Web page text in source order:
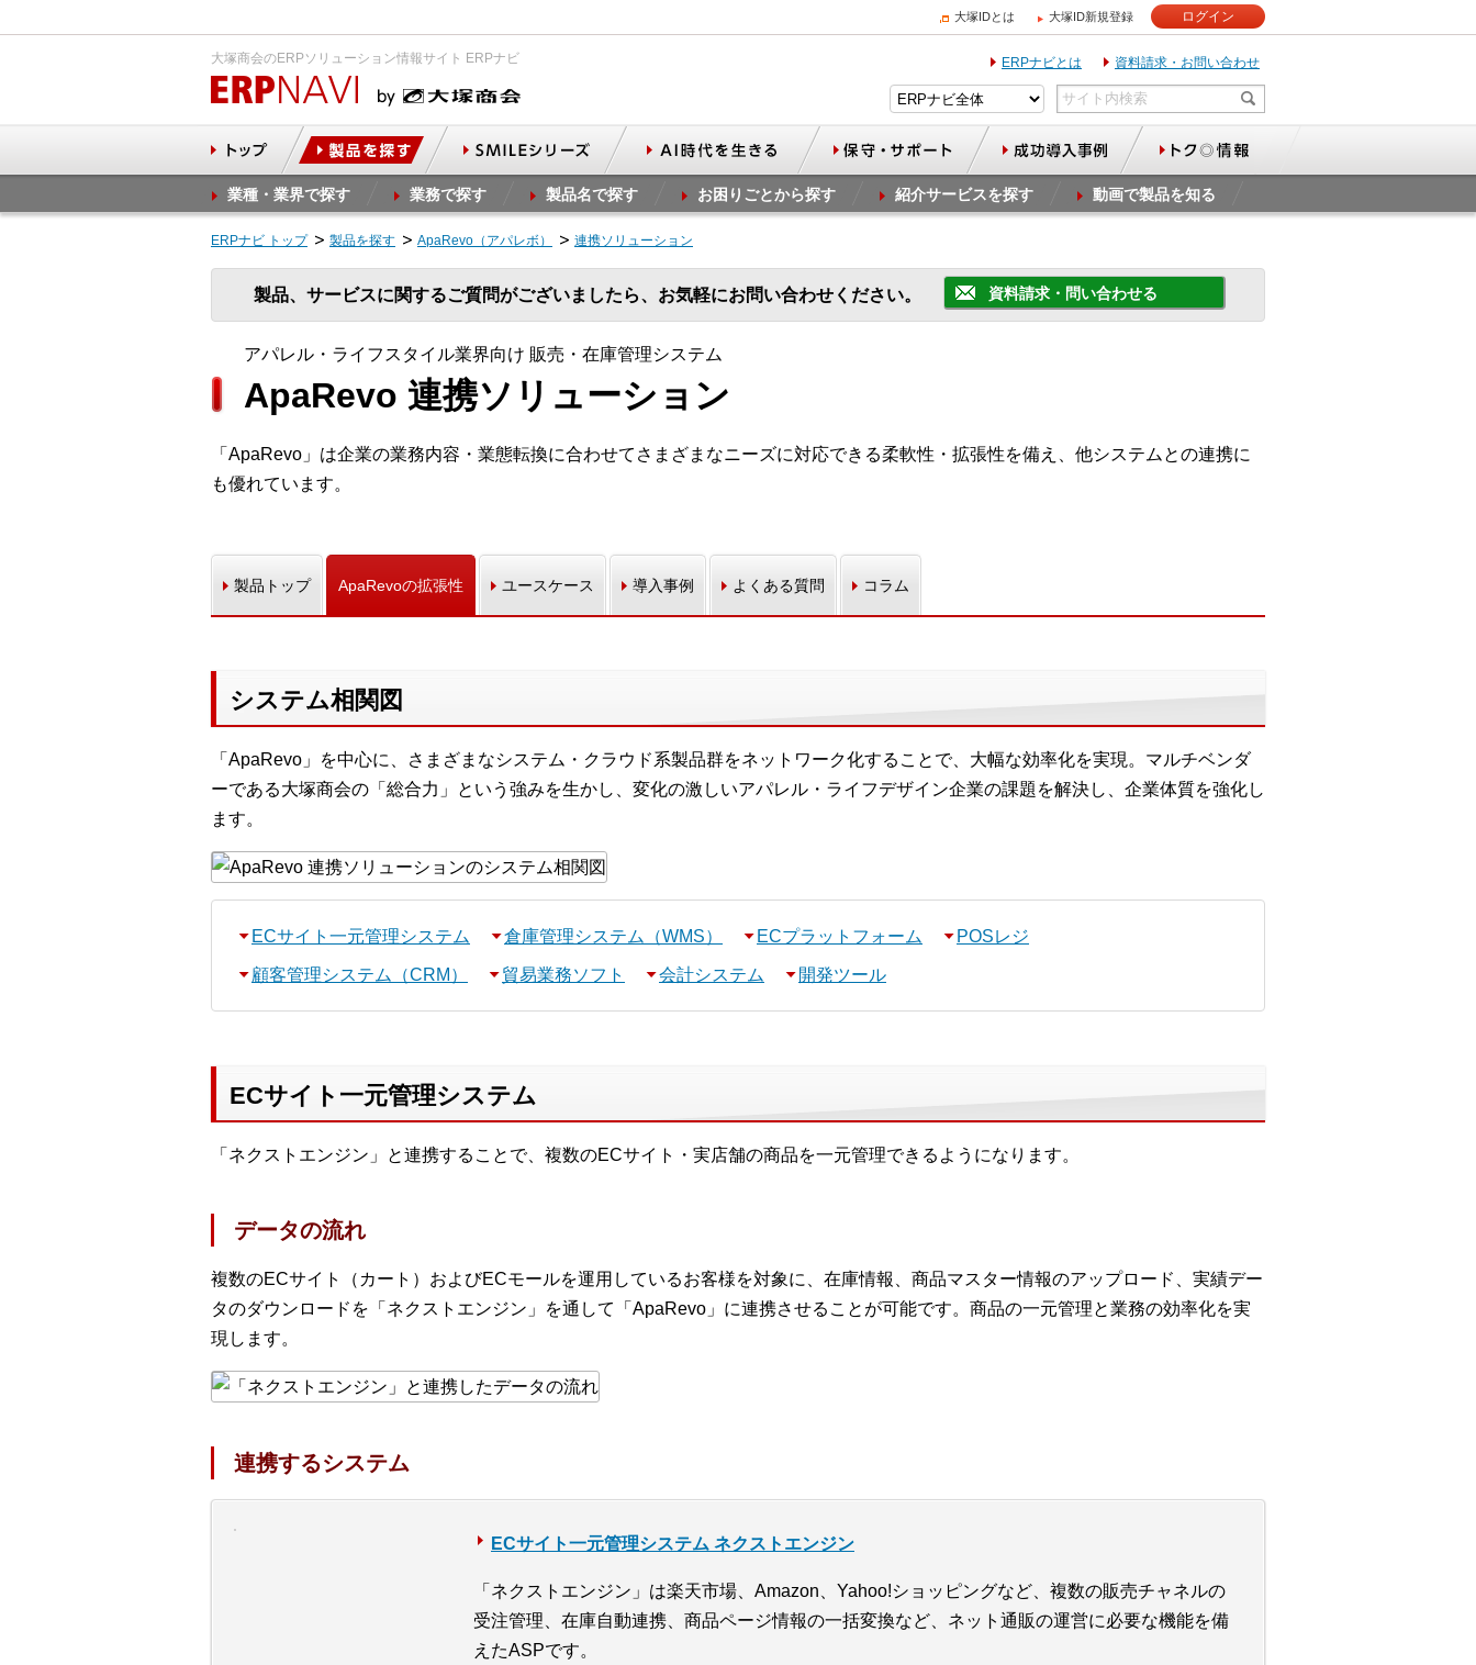
大塚IDとは 大塚ID新規登録 ログイン
大塚商会のERPソリューション情報サイト ERPナビ ERPナビとは 資料請求・お問い合わせ
業種・業界で探す 業務で探す 製品名で探す お困りごとから探す 紹介サービスを探す 動画で製品を知る
ERPナビ トップ 製品を探す ApaRevo（アパレボ） 連携ソリューション
製品、サービスに関するご質問がございましたら、お気軽にお問い合わせください。 資料請求・問い合わせる
アパレル・ライフスタイル業界向け 販売・在庫管理システム
ApaRevo 連携ソリューション
「ApaRevo」は企業の業務内容・業態転換に合わせてさまざまなニーズに対応できる柔軟性・拡張性を備え、他システムとの連携に
も優れています。
製品トップ ApaRevoの拡張性 ユースケース 導入事例 よくある質問 コラム
システム相関図
「ApaRevo」を中心に、さまざまなシステム・クラウド系製品群をネットワーク化することで、大幅な効率化を実現。マルチベンダ
ーである大塚商会の「総合力」という強みを生かし、変化の激しいアパレル・ライフデザイン企業の課題を解決し、企業体質を強化し
ます。
ECサイト一元管理システム 倉庫管理システム（WMS） ECプラットフォーム POSレジ
顧客管理システム（CRM） 貿易業務ソフト 会計システム 開発ツール
ECサイト一元管理システム
「ネクストエンジン」と連携することで、複数のECサイト・実店舗の商品を一元管理できるようになります。
データの流れ
複数のECサイト（カート）およびECモールを運用しているお客様を対象に、在庫情報、商品マスター情報のアップロード、実績デー
タのダウンロードを「ネクストエンジン」を通して「ApaRevo」に連携させることが可能です。商品の一元管理と業務の効率化を実
現します。
連携するシステム
ECサイト一元管理システム ネクストエンジン
「ネクストエンジン」は楽天市場、Amazon、Yahoo!ショッピングなど、複数の販売チャネルの
受注管理、在庫自動連携、商品ページ情報の一括変換など、ネット通販の運営に必要な機能を備
えたASPです。